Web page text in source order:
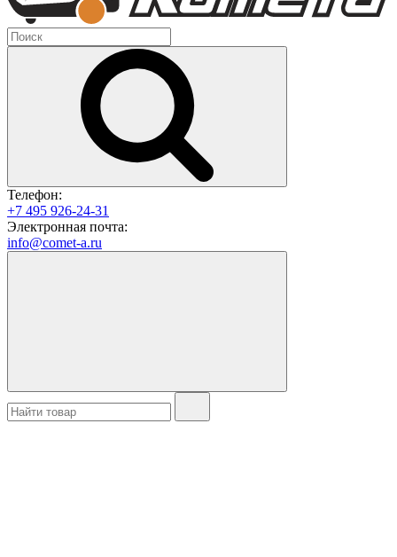
Телефон:
+7 495 926-24-31
Электронная почта:
info@comet-a.ru